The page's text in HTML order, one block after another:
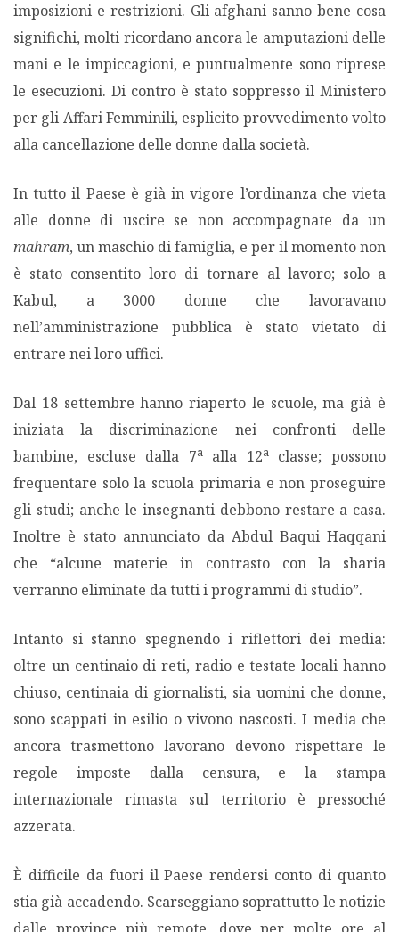
imposizioni e restrizioni. Gli afghani sanno bene cosa
significhi, molti ricordano ancora le amputazioni delle
mani e le impiccagioni, e puntualmente sono riprese
le esecuzioni. Di contro è stato soppresso il Ministero
per gli Affari Femminili, esplicito provvedimento volto
alla cancellazione delle donne dalla società.
In tutto il Paese è già in vigore l’ordinanza che vieta
alle donne di uscire se non accompagnate da un
mahram, un maschio di famiglia, e per il momento non
è stato consentito loro di tornare al lavoro; solo a
Kabul, a 3000 donne che lavoravano
nell’amministrazione pubblica è stato vietato di
entrare nei loro uffici.
Dal 18 settembre hanno riaperto le scuole, ma già è
iniziata la discriminazione nei confronti delle
bambine, escluse dalla 7aalla 12aclasse; possono
frequentare solo la scuola primaria e non proseguire
gli studi; anche le insegnanti debbono restare a casa.
Inoltre è stato annunciato da Abdul Baqui Haqqani
che “alcune materie in contrasto con la sharia
verranno eliminate da tutti i programmi di studio”.
Intanto si stanno spegnendo i riflettori dei media:
oltre un centinaio di reti, radio e testate locali hanno
chiuso, centinaia di giornalisti, sia uomini che donne,
sono scappati in esilio o vivono nascosti. I media che
ancora trasmettono lavorano devono rispettare le
regole imposte dalla censura, e la stampa
internazionale rimasta sul territorio è pressoché
azzerata.
È difficile da fuori il Paese rendersi conto di quanto
stia già accadendo. Scarseggiano soprattutto le notizie